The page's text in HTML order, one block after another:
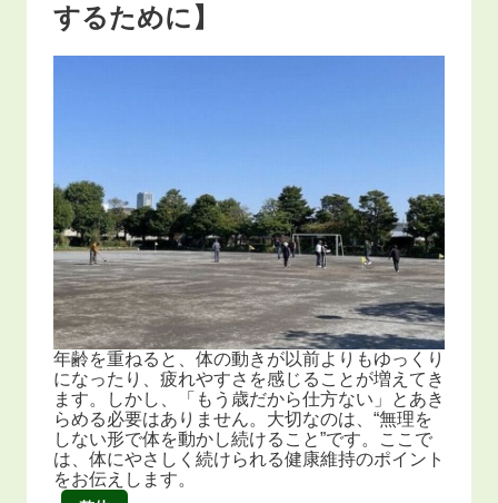
するために】
年齢を重ねると、体の動きが以前よりもゆっくり
になったり、疲れやすさを感じることが増えてき
ます。しかし、「もう歳だから仕方ない」とあき
らめる必要はありません。大切なのは、“無理を
しない形で体を動かし続けること”です。ここで
は、体にやさしく続けられる健康維持のポイント
をお伝えします。